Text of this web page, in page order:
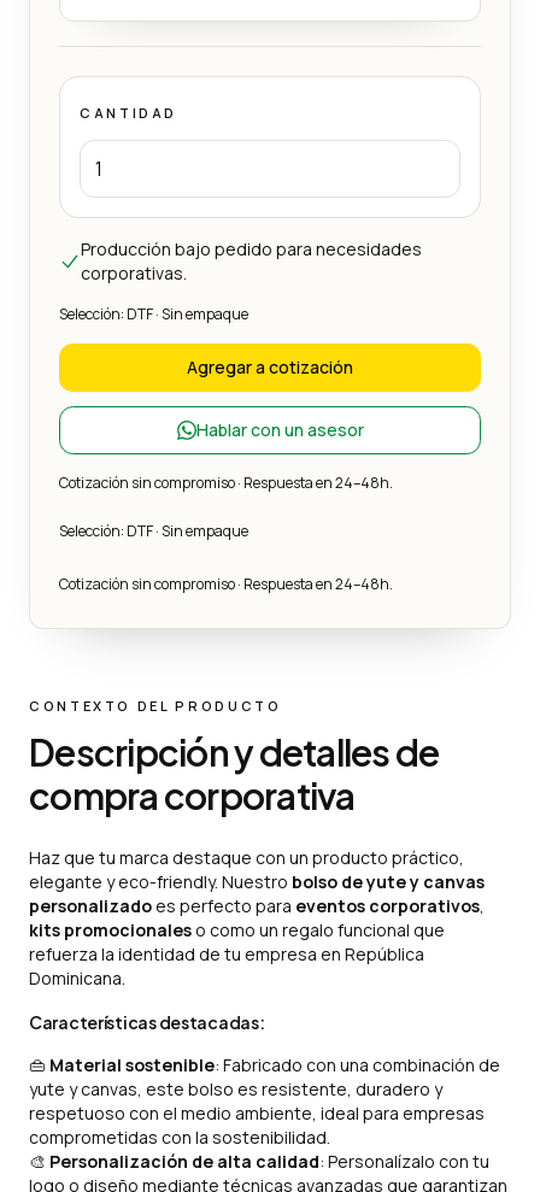
CANTIDAD
Producción bajo pedido para necesidades
corporativas.
Selección: DTF · Sin empaque
Agregar a cotización
Hablar con un asesor
Cotización sin compromiso · Respuesta en 24–48h.
Selección: DTF · Sin empaque
Cotización sin compromiso · Respuesta en 24–48h.
CONTEXTO DEL PRODUCTO
Descripción y detalles de
compra corporativa
Haz que tu marca destaque con un producto práctico,
elegante y eco-friendly. Nuestro bolso de yute y canvas
personalizado es perfecto para eventos corporativos
kits promocionales o como un regalo funcional que
refuerza la identidad de tu empresa en República
Dominicana.
Características destacadas:
👜 Material sostenible: Fabricado con una combinación de
yute y canvas, este bolso es resistente, duradero y
respetuoso con el medio ambiente, ideal para empresas
comprometidas con la sostenibilidad.
🎨 Personalización de alta calidad: Personalízalo con tu
logo o diseño mediante técnicas avanzadas que garantizan